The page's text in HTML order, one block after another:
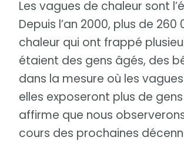
Les vagues de chaleur sont
Depuis l’an 2000, plus de
chaleur qui ont frappé
étaient des gens âgés, des
dans la mesure où les
elles exposeront plus de
affirme que nous
cours des prochaines